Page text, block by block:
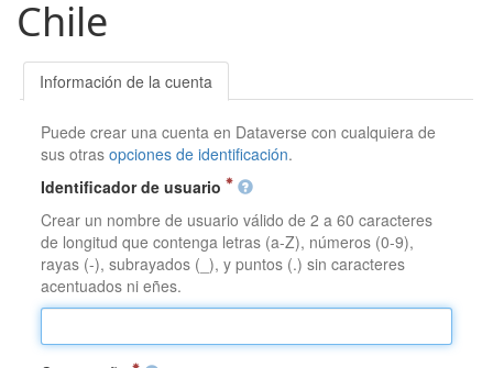
Chile
Información de la cuenta
Puede crear una cuenta en Dataverse con cualquiera de
sus otrasopciones de identificación.
Identificador de usuario
Crear un nombre de usuario válido de 2 a 60 caracteres
de longitud que contenga letras (a-Z), números (0-9),
rayas (-), subrayados (_), y puntos (.) sin caracteres
acentuados ni eñes.